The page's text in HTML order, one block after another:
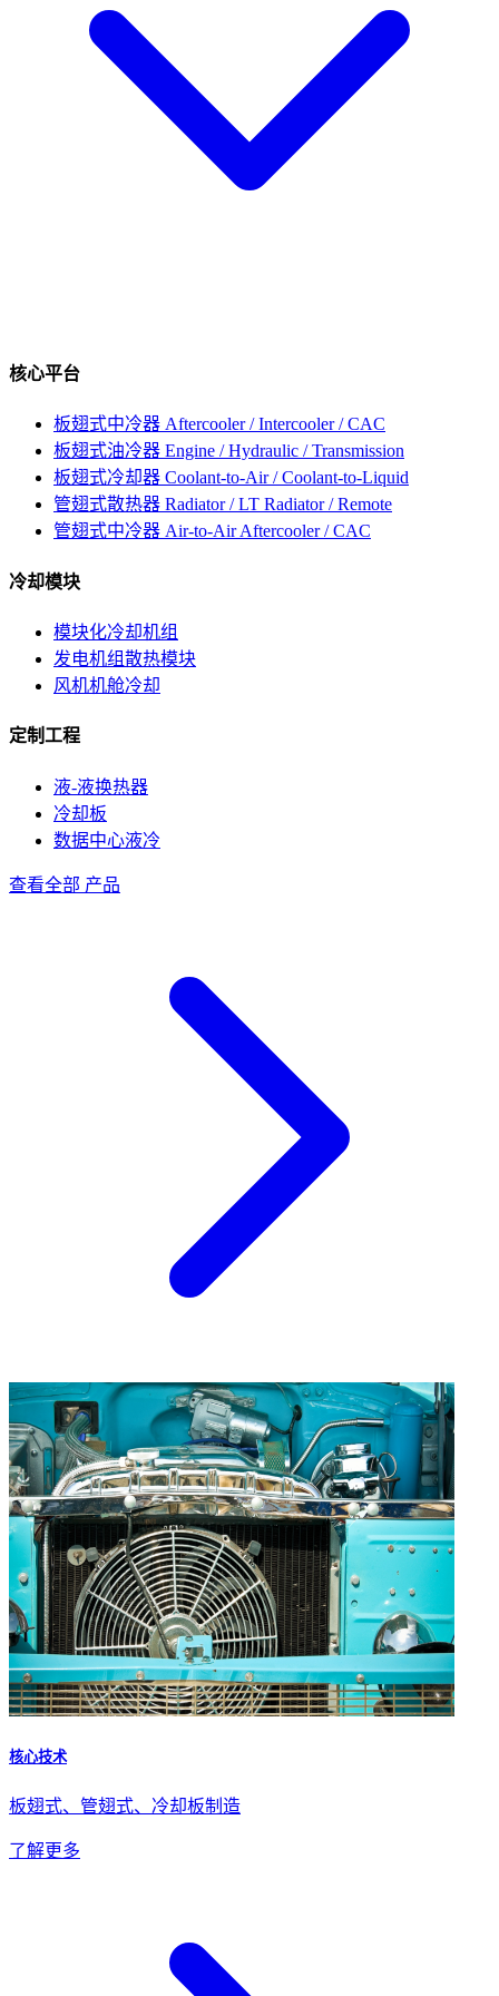
核心平台
板翅式中冷器 Aftercooler / Intercooler / CAC
板翅式油冷器 Engine / Hydraulic / Transmission
板翅式冷却器 Coolant-to-Air / Coolant-to-Liquid
管翅式散热器 Radiator / LT Radiator / Remote
管翅式中冷器 Air-to-Air Aftercooler / CAC
冷却模块
模块化冷却机组
发电机组散热模块
风机机舱冷却
定制工程
液-液换热器
冷却板
数据中心液冷
查看全部 产品
核心技术
板翅式、管翅式、冷却板制造
了解更多